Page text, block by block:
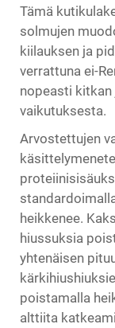
Tämä
solmujen
kiilauksen ja
verrattuna ei-
nopeasti
vaikutuksesta.
Arvostettujen
heikkenee.
hiussuksia
yhtenäisen
poistamalla
alttiita